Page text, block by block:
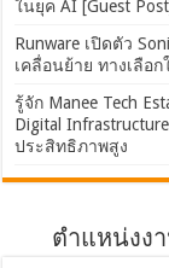
ในยุค AI [Guest
Runware เปิดตัว
เคลื่อนย้าย ทางเลือ
รู้จัก Manee Tech
Digital
ประสิทธิภาพสูง
ตำแหน่งงาน